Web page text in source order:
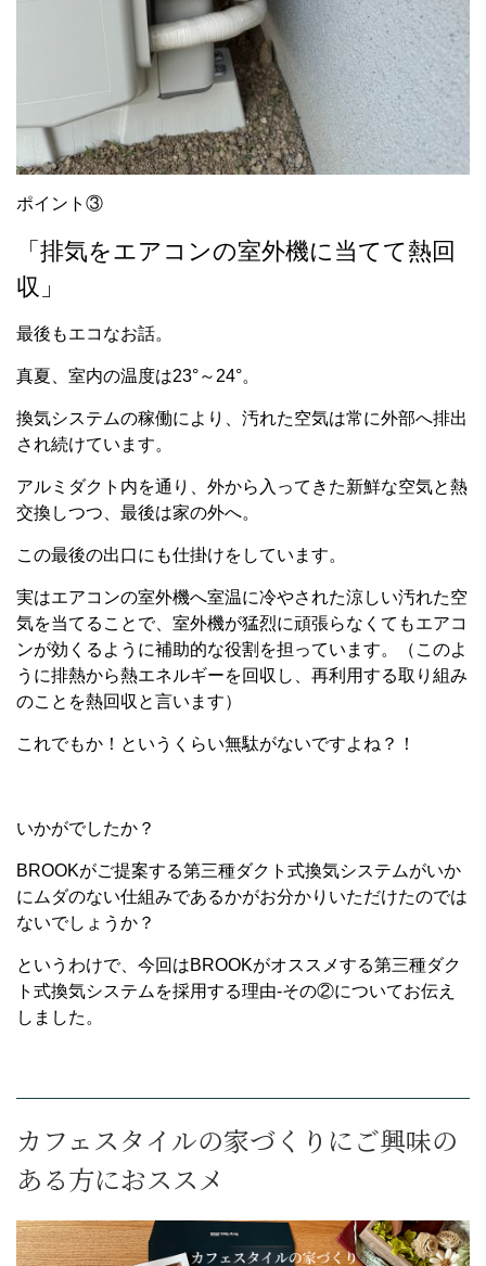
ポイント③
「排気をエアコンの室外機に当てて熱回
収」
最後もエコなお話。
真夏、室内の温度は23°～24°。
換気システムの稼働により、汚れた空気は常に外部へ排出
され続けています。
アルミダクト内を通り、外から入ってきた新鮮な空気と熱
交換しつつ、最後は家の外へ。
この最後の出口にも仕掛けをしています。
実はエアコンの室外機へ室温に冷やされた涼しい汚れた空
気を当てることで、室外機が猛烈に頑張らなくてもエアコ
ンが効くるように補助的な役割を担っています。（このよ
うに排熱から熱エネルギーを回収し、再利用する取り組み
のことを熱回収と言います）
これでもか！というくらい無駄がないですよね？！
いかがでしたか？
BROOKがご提案する第三種ダクト式換気システムがいか
にムダのない仕組みであるかがお分かりいただけたのでは
ないでしょうか？
というわけで、今回はBROOKがオススメする第三種ダク
ト式換気システムを採用する理由-その②についてお伝え
しました。
カフェスタイルの家づくりにご興味の
ある方におススメ